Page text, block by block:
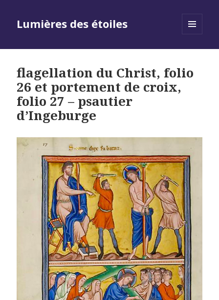
Lumières des étoiles
flagellation du Christ, folio
26 et portement de croix,
folio 27 – psautier
d’Ingeburge